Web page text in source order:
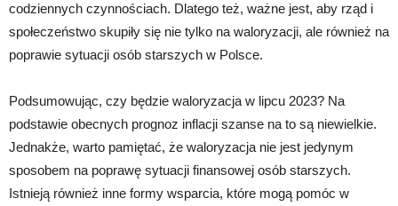
codziennych czynnościach. Dlatego też, ważne jest, aby rząd i
społeczeństwo skupiły się nie tylko na waloryzacji, ale również na
poprawie sytuacji osób starszych w Polsce.
Podsumowując, czy będzie waloryzacja w lipcu 2023? Na
podstawie obecnych prognoz inflacji szanse na to są niewielkie.
Jednakże, warto pamiętać, że waloryzacja nie jest jedynym
sposobem na poprawę sytuacji finansowej osób starszych.
Istnieją również inne formy wsparcia, które mogą pomóc w